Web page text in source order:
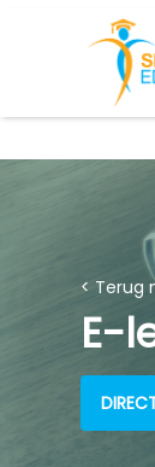
< Terug
E-